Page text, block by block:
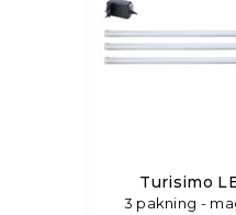
Turisimo
3 pakning -